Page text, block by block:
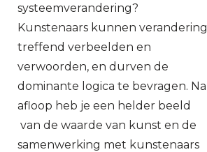
systeemverandering?
Kunstenaars kunnen verandering
treffend verbeelden en
verwoorden, en durven de
dominante logica te bevragen. Na
afloop heb je een helder beeld
van de waarde van kunst en de
samenwerking met kunstenaars